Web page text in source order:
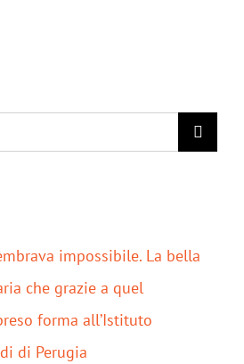
impossibile. La bella
che grazie a quel
forma all’Istituto
di Perugia